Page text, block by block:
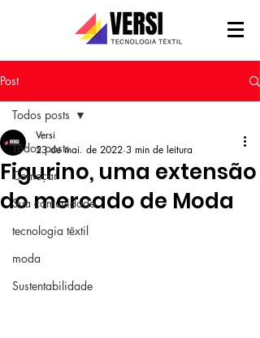
Post
Todos posts
Começar
Sua comunidade
tecnologia têxtil
moda
Sustentabilidade
Todos posts
Figurino, uma extensão
do mercado de Moda
Versi
23 de mai. de 2022 3 min de leitura